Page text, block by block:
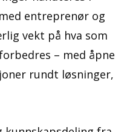
entreprenør og
vekt på hva som
– med åpne
rundt løsninger,